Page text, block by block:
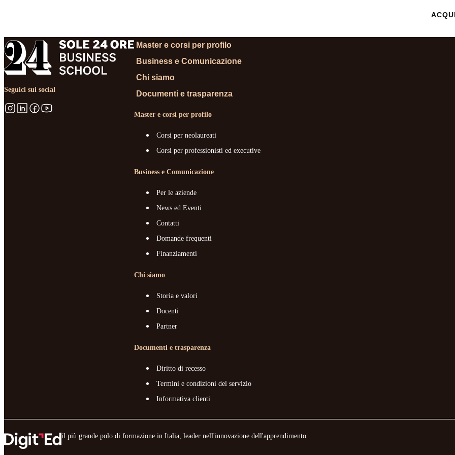
Seguici sui social
Master e corsi per profilo
Business e Comunicazione
Chi siamo
Documenti e trasparenza
Master e corsi per profilo
Corsi per neolaureati
Corsi per professionisti ed executive
Business e Comunicazione
Per le aziende
News ed Eventi
Contatti
Domande frequenti
Finanziamenti
Chi siamo
Storia e valori
Docenti
Partner
Documenti e trasparenza
Diritto di recesso
Termini e condizioni del servizio
Informativa clienti
il più grande polo di formazione in Italia, leader nell'innovazione dell'apprendimento